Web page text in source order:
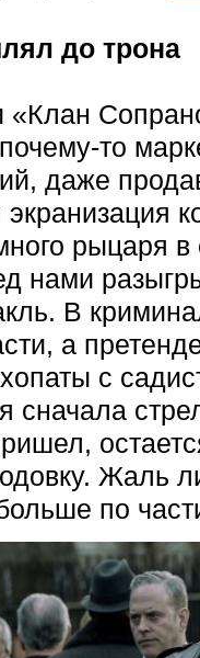
до трона
то
даже
экранизация
рыцаря в
нами
В
а
с
сначала
Жаль
по